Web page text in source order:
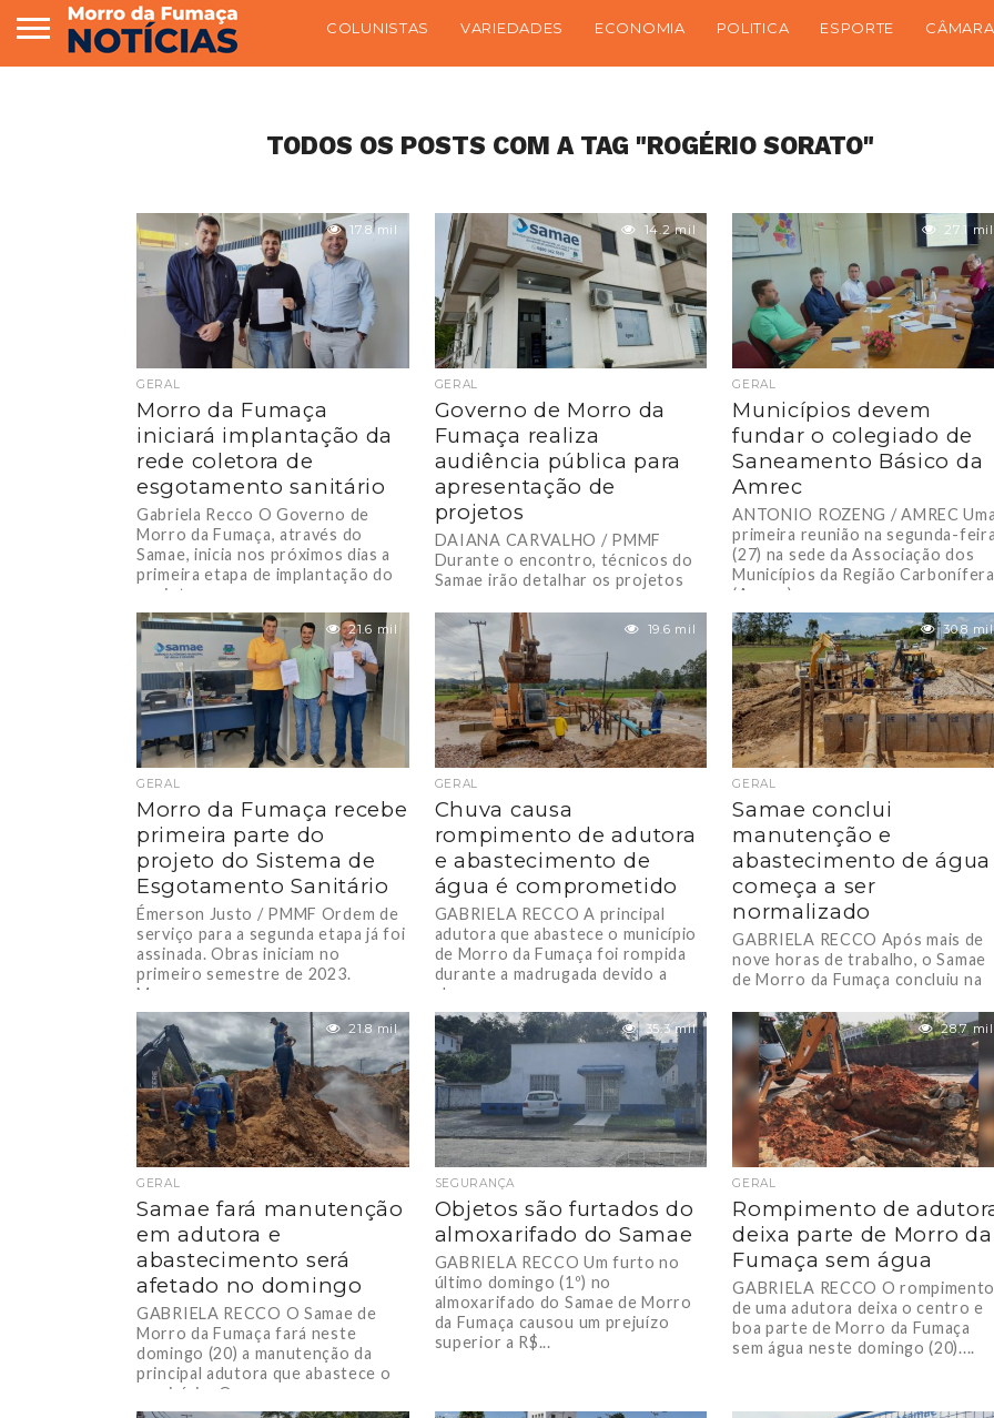
COLUNISTAS VARIEDADES ECONOMIA POLITICA ESPORTE
TODOS OS POSTS COM A TAG "ROGÉRIO SORATO"
17.8 mil
GERAL
Morro da Fumaça
iniciará implantação da
rede coletora de
esgotamento sanitário
Gabriela Recco O Governo de
Morro da Fumaça, através do
Samae, inicia nos próximos dias a
primeira etapa de implantação do
projeto...
14.2 mil
GERAL
Governo de Morro da
Fumaça realiza
audiência pública para
apresentação de
projetos
DAIANA CARVALHO / PMMF
Durante o encontro, técnicos do
Samae irão detalhar os projetos
deste ano. O...
27.1 mil
GERAL
Municípios devem
fundar o colegiado de
Saneamento Básico da
Amrec
ANTONIO ROZENG / AMREC
primeira reunião na segunda-
(27) na sede da Associação dos
Municípios da Região Carbonífera
(Amrec) marcou a...
21.6 mil
GERAL
Morro da Fumaça recebe
primeira parte do
projeto do Sistema de
Esgotamento Sanitário
Émerson Justo / PMMF Ordem de
serviço para a segunda etapa já foi
assinada. Obras iniciam no
primeiro semestre de 2023.
Morro...
19.6 mil
GERAL
Chuva causa
rompimento de adutora
e abastecimento de
água é comprometido
GABRIELA RECCO A principal
adutora que abastece o município
de Morro da Fumaça foi rompida
durante a madrugada devido a
chuva na...
30.8 mil
GERAL
Samae conclui
manutenção e
abastecimento de água
começa a ser
normalizado
GABRIELA RECCO Após mais de
nove horas de trabalho, o Samae
de Morro da Fumaça concluiu na
21.8 mil
GERAL
Samae fará manutenção
em adutora e
abastecimento será
afetado no domingo
GABRIELA RECCO O Samae de
Morro da Fumaça fará neste
domingo (20) a manutenção da
principal adutora que abastece o
município. O...
35.3 mil
SEGURANÇA
Objetos são furtados do
almoxarifado do Samae
GABRIELA RECCO Um furto no
último domingo (1º) no
almoxarifado do Samae de Morro
da Fumaça causou um prejuízo
superior a R$...
28.7 mil
GERAL
Rompimento de
deixa parte de Morro da
Fumaça sem água
GABRIELA RECCO O
de uma adutora deixa o centro e
boa parte de Morro da Fumaça
sem água neste domingo (20)....